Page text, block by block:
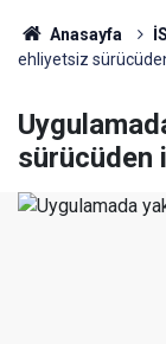
Anasayfa
ehliyetsiz
sürücüden